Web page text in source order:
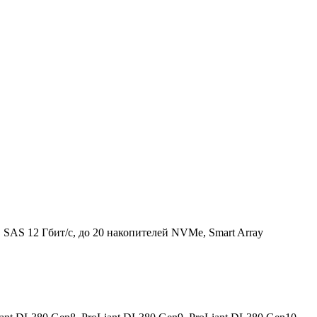
12 Гбит/с, до 20 накопителей NVMe, Smart Array